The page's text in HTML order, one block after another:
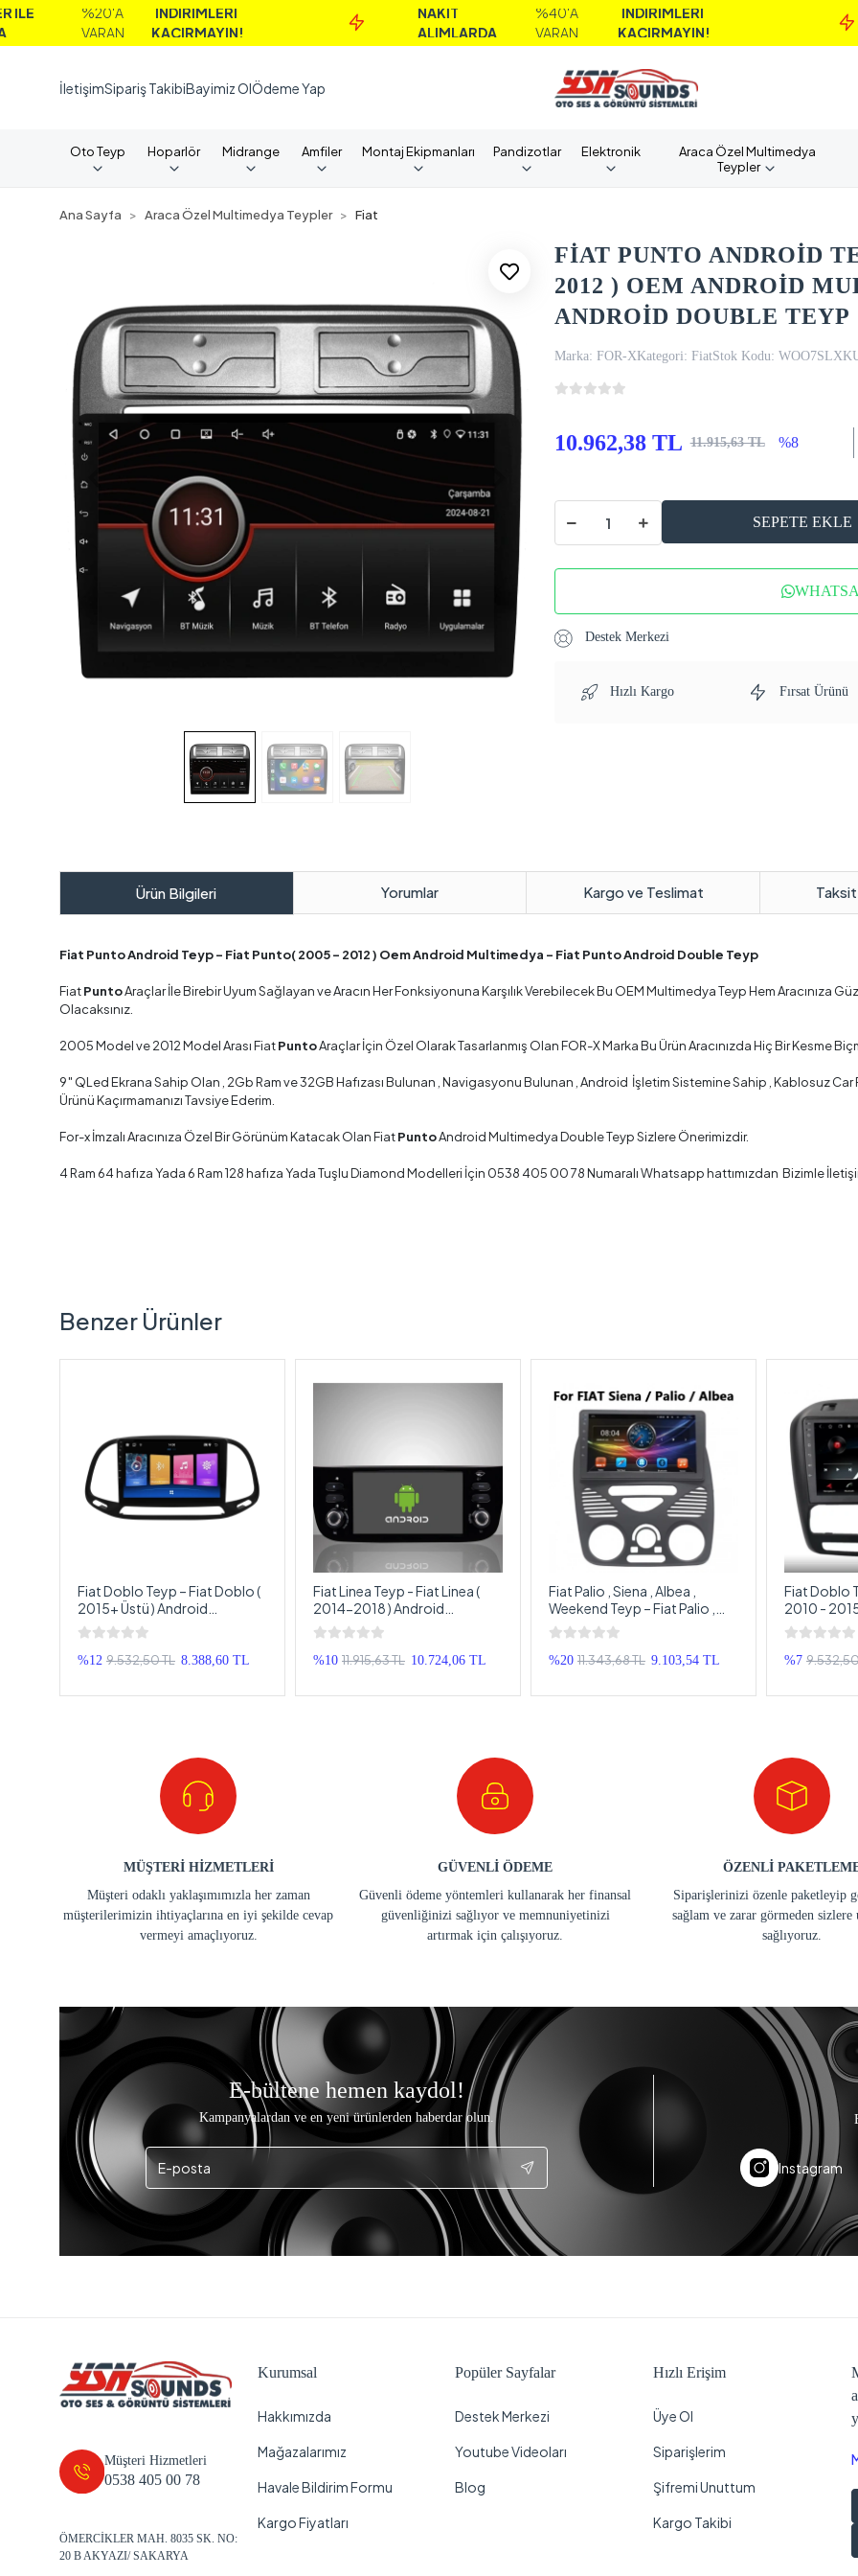
%20'A
İNDİRİMLERİ
KAÇIRMAYIN!
NAKİT
ALIMLARDA
VARAN
İNDİRİMLERİ
KAÇIRMAYIN!
İletişimSipariş TakibiBayimiz OlÖdeme Yap
Oto Teyp Hoparlör Midrange Amfiler Montaj Ekipmanları Pandizotlar Elektronik
Araca Özel Multimedya
Teypler
Ana Sayfa Araca Özel Multimedya Teypler Fiat
FİAT PUNTO ANDROİD
2012 ) OEM ANDROİD
ANDROİD DOUBLE TEYP
Marka: FOR-XKategori: FiatStok Kodu:
10.962,38 TL 11.915,63 TL %8
SEPETE EKLE
Destek Merkezi
Hızlı Kargo Fırsat Ürünü
Ürün Bilgileri Yorumlar Kargo ve Teslimat
Fiat Punto Android Teyp – Fiat Punto( 2005 - 2012 ) Oem Android Multimedya – Fiat Punto Android Double Teyp
FiatPuntoAraçlar İle Birebir Uyum Sağlayan ve Aracın Her Fonksiyonuna Karşılık Verebilecek Bu OEM Multimedya Teyp Hem Aracınıza
Olacaksınız.
2005 Model ve 2012 Model Arası FiatPuntoAraçlar İçin Özel Olarak Tasarlanmış Olan FOR-X Marka Bu Ürün Aracınızda Hiç Bir Kesme
9″ QLed Ekrana Sahip Olan , 2Gb Ram ve 32GB Hafızası Bulunan , Navigasyonu Bulunan , Android İşletim Sistemine Sahip , Kablosuz
Ürünü Kaçırmamanızı Tavsiye Ederim.
For-x İmzalı Aracınıza Özel Bir Görünüm Katacak Olan FiatPuntoAndroid Multimedya Double Teyp Sizlere Önerimizdir.
4 Ram 64 hafıza Yada 6 Ram 128 hafıza Yada Tuşlu Diamond Modelleri İçin 0538 405 00 78 Numaralı Whatsapp hattımızdan Bizimle
Benzer Ürünler
Fiat Doblo Teyp – Fiat Doblo (
2015+ Üstü ) Android
Multimedya – Fiat Doblo
Android Double Teyp
%12 9.532,50 TL 8.388,60 TL
Fiat Linea Teyp - Fiat Linea (
2014-2018 ) Android
Multimedya - Fiat Linea
Android Double Teyp
%10 11.915,63 TL 10.724,06 TL
Fiat Palio , Siena , Albea ,
Weekend Teyp – Fiat Palio ,
Siena , Albea , Weekend
Android Multimedya – Fiat
Palio , Siena , Albea , Weekend
%20 11.343,68 TL 9.103,54 TL
Fiat Doblo
2010 -
Android
%7
MÜŞTERİ HİZMETLERİ
Müşteri odaklı yaklaşımımızla her zaman
müşterilerimizin ihtiyaçlarına en iyi şekilde cevap
vermeyi amaçlıyoruz.
GÜVENLİ ÖDEME
Güvenli ödeme yöntemleri kullanarak her finansal
güvenliğinizi sağlıyor ve memnuniyetinizi
artırmak için çalışıyoruz.
ÖZENLİ
Siparişlerinizi özenle paketleyip
sağlam ve zarar görmeden sizlere
sağlıyoruz.
E-bültene hemen kaydol!
Kampanyalardan ve en yeni ürünlerden haberdar olun.
Instagram
Müşteri Hizmetleri
0538 405 00 78
ÖMERCİKLER MAH. 8035 SK. NO:
20 B AKYAZI/ SAKARYA
Kurumsal
Hakkımızda
Mağazalarımız
Havale Bildirim Formu
Kargo Fiyatları
Popüler Sayfalar
Destek Merkezi
Youtube Videoları
Blog
Hızlı Erişim
Üye Ol
Siparişlerim
Şifremi Unuttum
Kargo Takibi